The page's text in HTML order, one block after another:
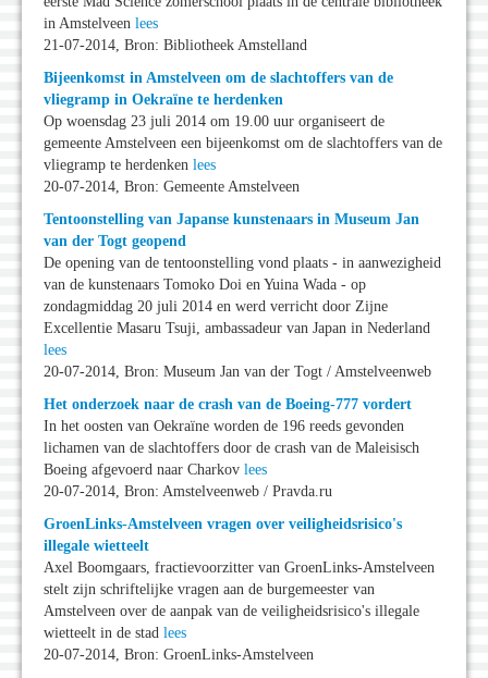
in Amstelveen lees
21-07-2014, Bron: Bibliotheek Amstelland
Bijeenkomst in Amstelveen om de slachtoffers van de
vliegramp in Oekraïne te herdenken
Op woensdag 23 juli 2014 om 19.00 uur organiseert de
gemeente Amstelveen een bijeenkomst om de slachtoffers van de
vliegramp te herdenken lees
20-07-2014, Bron: Gemeente Amstelveen
Tentoonstelling van Japanse kunstenaars in Museum Jan
van der Togt geopend
De opening van de tentoonstelling vond plaats - in aanwezigheid
van de kunstenaars Tomoko Doi en Yuina Wada - op
zondagmiddag 20 juli 2014 en werd verricht door Zijne
Excellentie Masaru Tsuji, ambassadeur van Japan in Nederland
lees
20-07-2014, Bron: Museum Jan van der Togt / Amstelveenweb
Het onderzoek naar de crash van de Boeing-777 vordert
In het oosten van Oekraïne worden de 196 reeds gevonden
lichamen van de slachtoffers door de crash van de Maleisisch
Boeing afgevoerd naar Charkov lees
20-07-2014, Bron: Amstelveenweb / Pravda.ru
GroenLinks-Amstelveen vragen over veiligheidsrisico's
illegale wietteelt
Axel Boomgaars, fractievoorzitter van GroenLinks-Amstelveen
stelt zijn schriftelijke vragen aan de burgemeester van
Amstelveen over de aanpak van de veiligheidsrisico's illegale
wietteelt in de stad lees
20-07-2014, Bron: GroenLinks-Amstelveen